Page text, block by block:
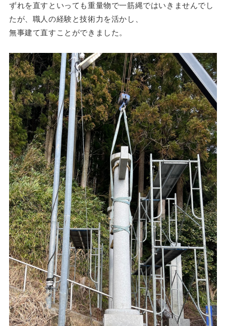
ずれを直すといっても重量物で一筋縄ではいきませんでし
たが、職人の経験と技術力を活かし、
無事建て直すことができました。